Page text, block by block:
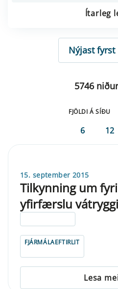
Ítarleg
RÖÐUN
5746
FJÖLDI Á SÍÐU
6 12
15. september 2015
Tilkynning um
yfirfærslu
FJÁRMÁLAEFTIRLIT
Lesa